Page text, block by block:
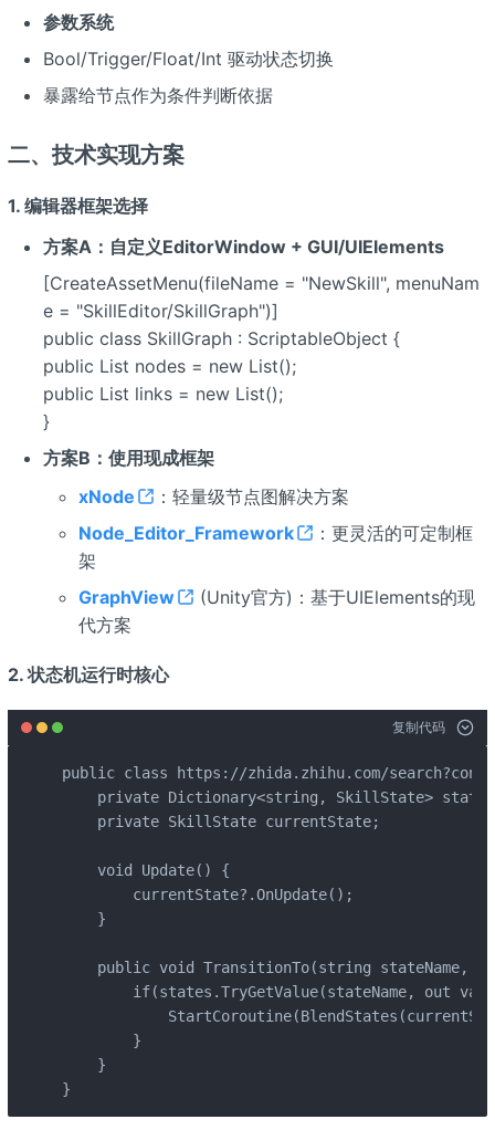
参数系统
Bool/Trigger/Float/Int 驱动状态切换
暴露给节点作为条件判断依据
二、技术实现方案
1. 编辑器框架选择
方案A：自定义EditorWindow + GUI/UIElements
[CreateAssetMenu(fileName = "NewSkill", menuNam
e = "SkillEditor/SkillGraph")]
public class SkillGraph : ScriptableObject {
public List nodes = new List();
public List links = new List();
}
方案B：使用现成框架
xNode
：轻量级节点图解决方案
Node_Editor_Framework
：更灵活的可定制框
架
GraphView
(Unity官方)：基于UIElements的现
代方案
2. 状态机运行时核心
复制代码
public class https://zhida.zhihu.com/
private Dictionary<string, SkillState>
    private SkillState currentState;
    void Update() {
        currentState?.OnUpdate();
    }
public void TransitionTo(string stateName,
if(states.TryGetValue(stateName, out var
        }
    }
}